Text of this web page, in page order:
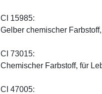
CI 15985:
Gelber chemischer
CI 73015:
Chemischer Farbstoff, für
CI 47005: